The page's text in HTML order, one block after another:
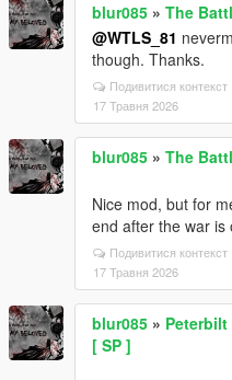
blur085 » The
@WTLS_81
though. Thanks.
Подивитися контекст
17 Травня 2026
blur085 » The
Nice mod, but for
end after the war is
Подивитися контекст
17 Травня 2026
blur085 » Peterbilt
[ SP ]